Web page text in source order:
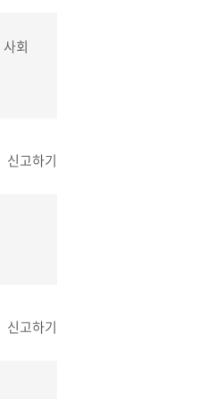
회
신고하기
신고하기